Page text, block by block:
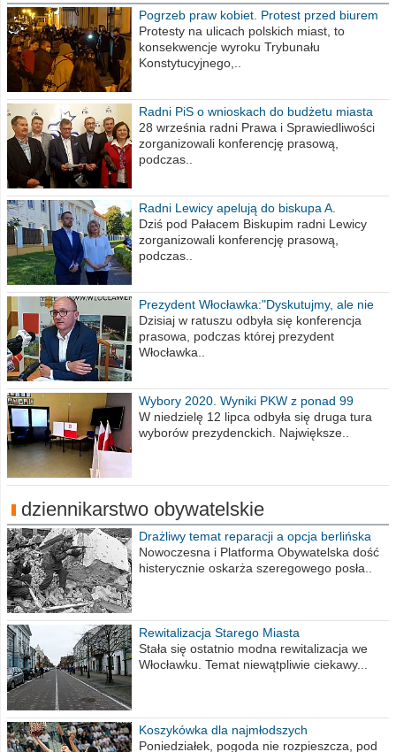
Pogrzeb praw kobiet. Protest przed biurem
poselskim PiS
Protesty na ulicach polskich miast, to
konsekwencje wyroku Trybunału
Konstytucyjnego,..
Radni PiS o wnioskach do budżetu miasta
na 2021 rok
28 września radni Prawa i Sprawiedliwości
zorganizowali konferencję prasową,
podczas..
Radni Lewicy apelują do biskupa A.
Wiesława Meringa
Dziś pod Pałacem Biskupim radni Lewicy
zorganizowali konferencję prasową,
podczas..
Prezydent Włocławka:"Dyskutujmy, ale nie
obrażajmy się”
Dzisiaj w ratuszu odbyła się konferencja
prasowa, podczas której prezydent
Włocławka..
Wybory 2020. Wyniki PKW z ponad 99
procent obwodów
W niedzielę 12 lipca odbyła się druga tura
wyborów prezydenckich. Największe..
dziennikarstwo obywatelskie
Drażliwy temat reparacji a opcja berlińska
Nowoczesna i Platforma Obywatelska dość
histerycznie oskarża szeregowego posła..
Rewitalizacja Starego Miasta
Stała się ostatnio modna rewitalizacja we
Włocławku. Temat niewątpliwie ciekawy...
Koszykówka dla najmłodszych
Poniedziałek, pogoda nie rozpieszcza, pod